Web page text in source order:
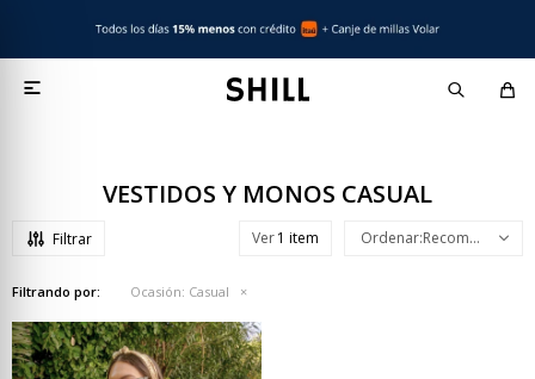

VESTIDOS Y MONOS CASUAL
Ver Recomendados
Filtrando por: Ocasión: Casual